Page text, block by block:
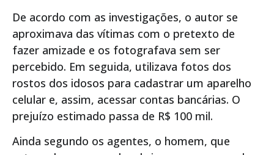
De acordo com as investigações, o autor se
aproximava das vítimas com o pretexto de
fazer amizade e os fotografava sem ser
percebido. Em seguida, utilizava fotos dos
rostos dos idosos para cadastrar um aparelho
celular e, assim, acessar contas bancárias. O
prejuízo estimado passa de R$ 100 mil.
Ainda segundo os agentes, o homem, que